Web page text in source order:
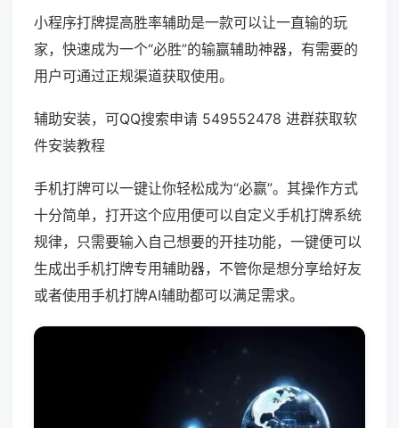
小程序打牌提高胜率辅助是一款可以让一直输的玩
家，快速成为一个“必胜”的输赢辅助神器，有需要的
用户可通过正规渠道获取使用。
辅助安装，可QQ搜索申请 549552478 进群获取软
件安装教程
手机打牌可以一键让你轻松成为“必赢”。其操作方式
十分简单，打开这个应用便可以自定义手机打牌系统
规律，只需要输入自己想要的开挂功能，一键便可以
生成出手机打牌专用辅助器，不管你是想分享给好友
或者使用手机打牌AI辅助都可以满足需求。